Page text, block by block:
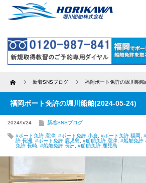
Home 新着SNSブログ 福岡ボート免許の堀川船
福岡ボート免許の堀川船舶(2024-05-24)
2024/5/24 新着SNSブログ
#ボート免許 唐津 #ボート免許 小倉 #ボート免許 福岡
許 長洲
#ボート免許 鹿児島 #船舶免許 唐津 #船舶免許
免許 長崎 #船舶免許 長洲 #船舶免許 鹿児島